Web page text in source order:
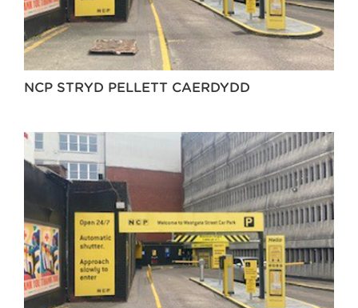
NCP STRYD PELLETT CAERDYDD